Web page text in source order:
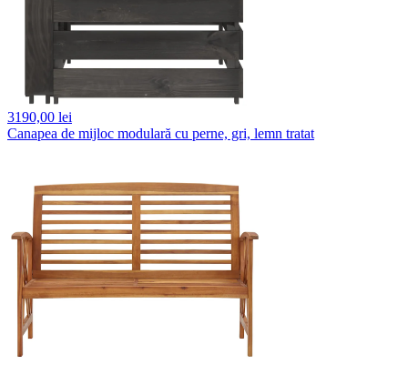
3190,00 lei
Canapea de mijloc modulară cu perne, gri, lemn tratat